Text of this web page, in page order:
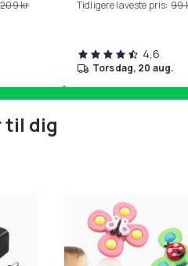
Purple
209 kr Tidligere laveste pris: 99
4,6
torsdag, 20 aug.
til dig